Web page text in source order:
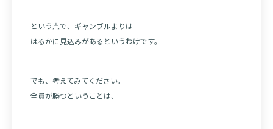
という点で、ギャンブルよりは
はるかに見込みがあるというわけです。
でも、考えてみてください。
全員が勝つということは、